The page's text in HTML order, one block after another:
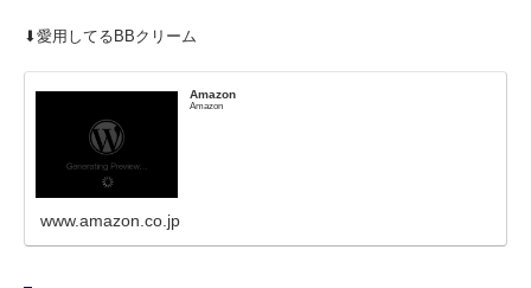
⬇︎愛用してるBBクリーム
Amazon
Amazon
www.amazon.co.jp